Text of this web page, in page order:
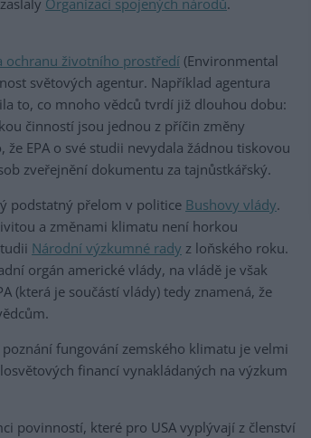
Organizaci spojených národů.
ochranu životního prostředí (Environmental
světových agentur. Například agentura
to, co mnoho vědců tvrdí již dlouhou dobu:
činností jsou jednou z příčin změny
EPA o své studii nevydala žádnou tiskovou
zveřejnění dokumentu za tajnůstkářský.
podstatný přelom v politice Bushovy vlády.
a změnami klimatu není horkou
Národní výzkumné rady z loňského roku.
orgán americké vlády, na vládě je však
(která je součástí vlády) tedy znamená, že
fungování zemského klimatu je velmi
financí vynakládaných na výzkum
povinností, které pro USA vyplývají z členství